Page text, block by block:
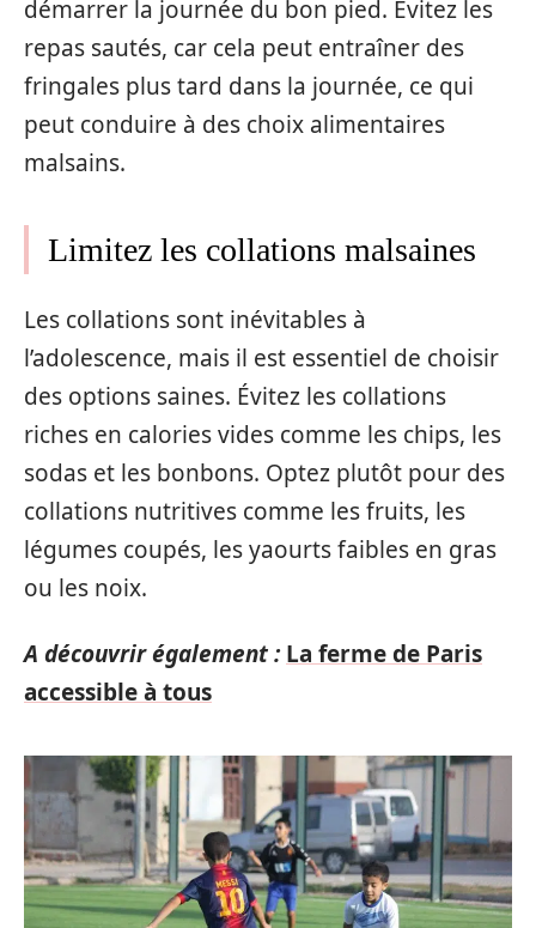
démarrer la journée du bon pied. Évitez les
repas sautés, car cela peut entraîner des
fringales plus tard dans la journée, ce qui
peut conduire à des choix alimentaires
malsains.
Limitez les collations malsaines
Les collations sont inévitables à
l’adolescence, mais il est essentiel de choisir
des options saines. Évitez les collations
riches en calories vides comme les chips, les
sodas et les bonbons. Optez plutôt pour des
collations nutritives comme les fruits, les
légumes coupés, les yaourts faibles en gras
ou les noix.
A découvrir également : La ferme de Paris
accessible à tous